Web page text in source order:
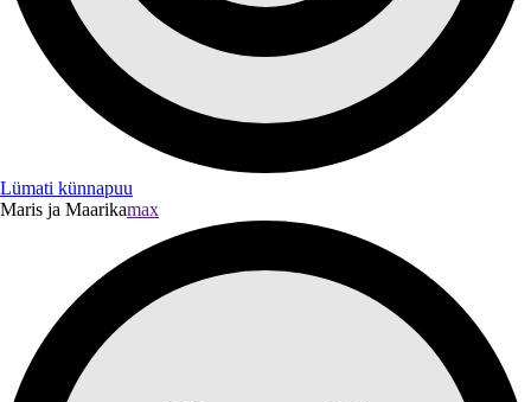
Lümati künnapuu
Maris ja Maarikamax